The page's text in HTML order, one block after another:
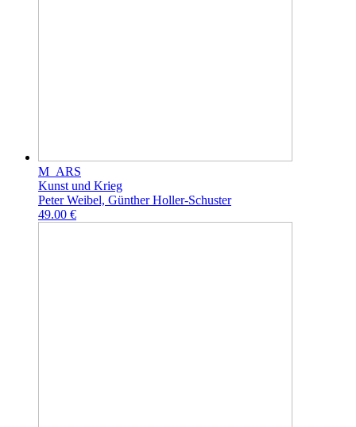
M_ARS
Kunst und Krieg
Peter Weibel, Günther Holler-Schuster
49.00 €